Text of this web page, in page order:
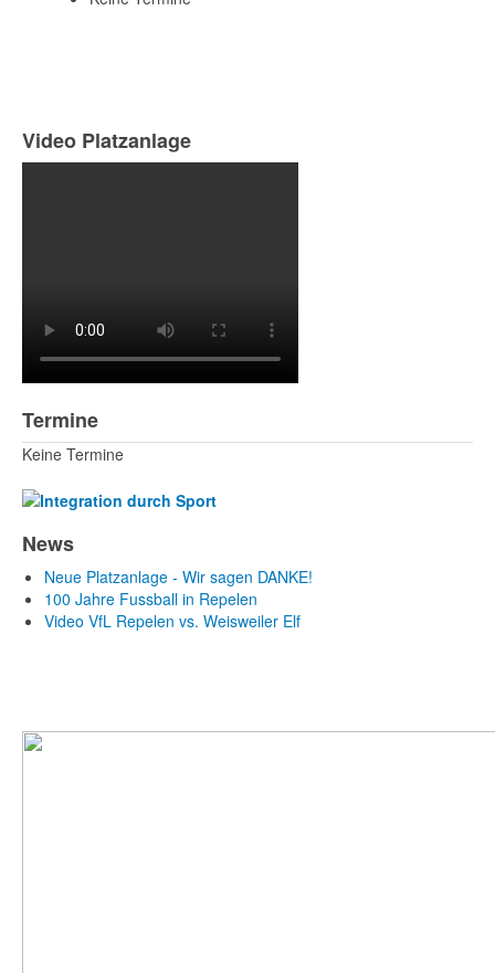
Video Platzanlage
Termine
Keine Termine
News
Neue Platzanlage - Wir sagen DANKE!
100 Jahre Fussball in Repelen
Video VfL Repelen vs. Weisweiler Elf